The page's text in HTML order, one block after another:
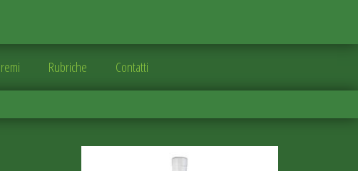
Rubriche Contatti